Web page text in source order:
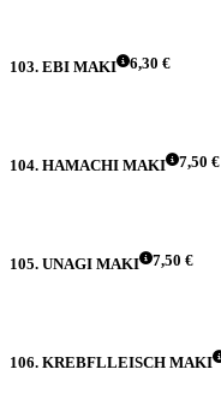
103. EBI MAKI 6,30 €
104. HAMACHI MAKI 7,50 €
105. UNAGI MAKI 7,50 €
106. KREBFLLEISCH MAKI